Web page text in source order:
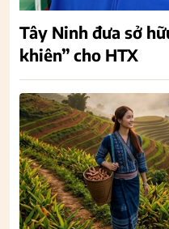
Tây Ninh đưa sở
khiên” cho HTX